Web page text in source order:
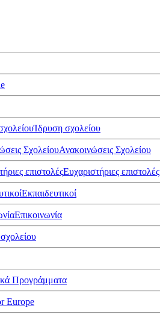
Ίδρυση σχολείου
Ανακοινώσεις Σχολείου
Ευχαριστήριες επιστολές
Εκπαιδευτικοί
Επικοινωνία
Προγράμματα
Europe